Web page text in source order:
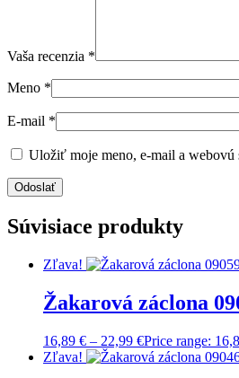
Vaša recenzia *
Meno *
E-mail *
Uložiť moje meno, e-mail a webovú
Súvisiace produkty
Zľava!
Žakarová záclona
16,89 € – 22,99 €Price range:
Zľava!